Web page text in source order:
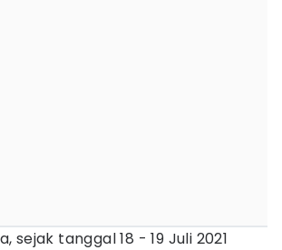
sejak tanggal 18 - 19 Juli 2021